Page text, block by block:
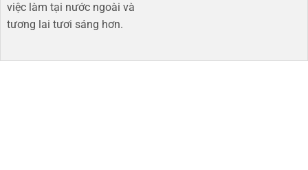
việc làm tại nước ngoài và
tương lai tươi sáng hơn​.